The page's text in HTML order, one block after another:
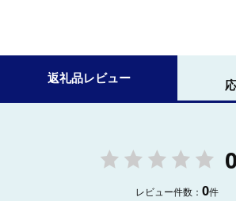
返礼品レビュー
レビュー件数：0件